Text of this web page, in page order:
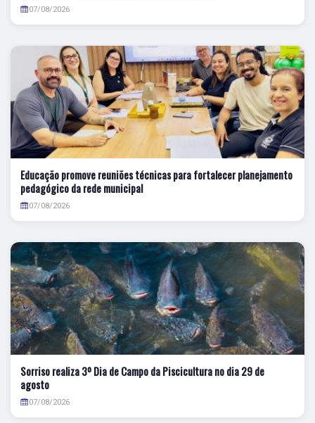
07/08/2026
Educação promove reuniões técnicas para fortalecer planejamento
pedagógico da rede municipal
07/08/2026
Sorriso realiza 3º Dia de Campo da Piscicultura no dia 29 de
agosto
07/08/2026